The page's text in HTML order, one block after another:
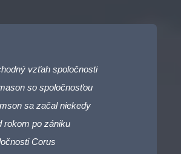
vzťah spoločnosti
so spoločnosťou
sa začal niekedy
rokom po zániku
Corus